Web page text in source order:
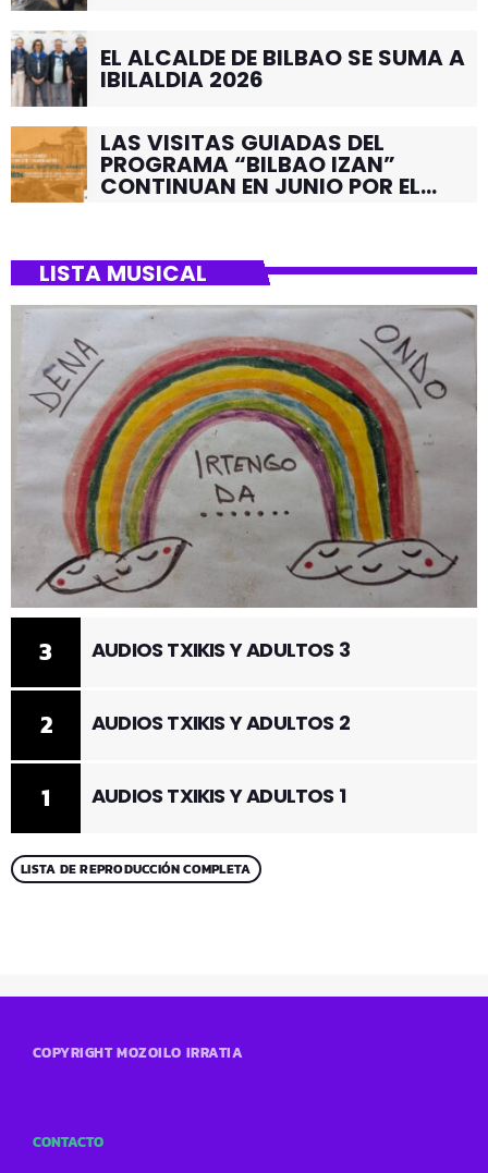
EL ALCALDE DE BILBAO SE SUMA A
IBILALDIA 2026
LAS VISITAS GUIADAS DEL
PROGRAMA “BILBAO IZAN”
CONTINUAN EN JUNIO POR EL
LISTA MUSICAL
1 AUDIOS TXIKIS Y ADULTOS 1
2 AUDIOS TXIKIS Y ADULTOS 2
3 AUDIOS TXIKIS Y ADULTOS 3
LISTA DE REPRODUCCIÓN COMPLETA
COPYRIGHT MOZOILO IRRATIA
CONTACTO